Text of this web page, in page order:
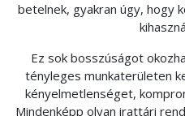
betelnek, gyakran úgy, hogy
Ez sok bosszúságot
tényleges munkaterületen
kényelmetlenséget,
Mindenképp olyan irattári